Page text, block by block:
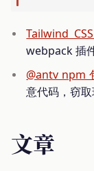
Tailwind
webpack 插
@antv npm
意代码，窃
文章